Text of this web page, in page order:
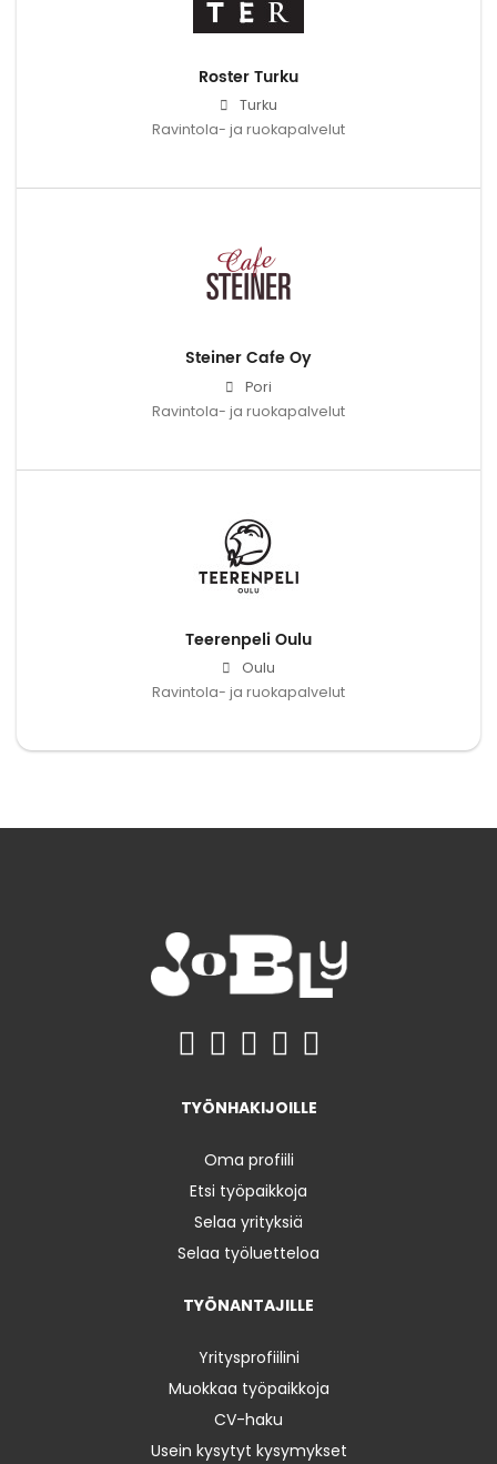
Roster Turku
Turku
Ravintola- ja ruokapalvelut
Steiner Cafe Oy
Pori
Ravintola- ja ruokapalvelut
Teerenpeli Oulu
Oulu
Ravintola- ja ruokapalvelut
TYÖNHAKIJOILLE
Oma profiili
Etsi työpaikkoja
Selaa yrityksiä
Selaa työluetteloa
TYÖNANTAJILLE
Yritysprofiilini
Muokkaa työpaikkoja
CV-haku
Usein kysytyt kysymykset